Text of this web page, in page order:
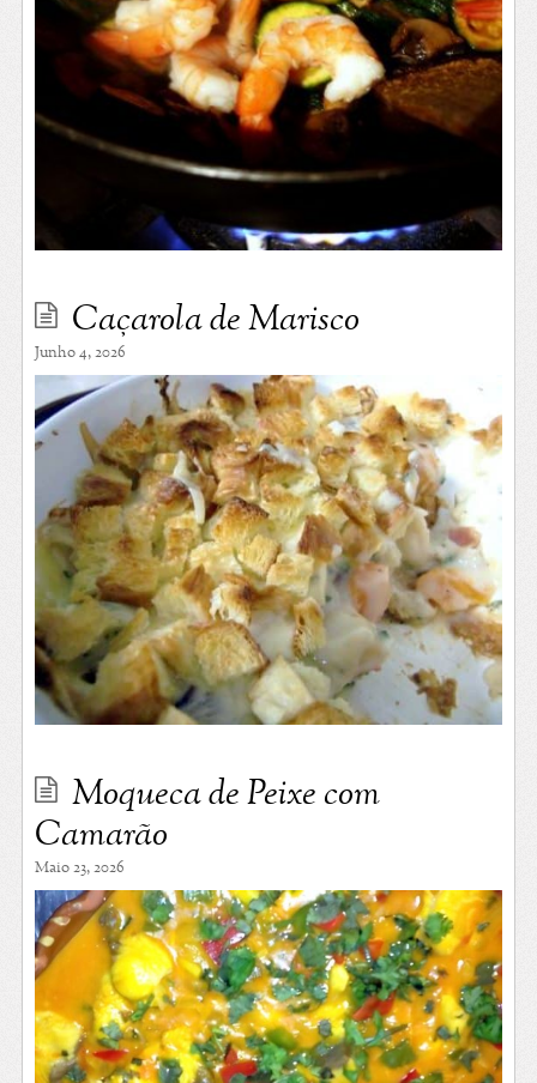
Caçarola de Marisco
Junho 4, 2026
Moqueca de Peixe com
Camarão
Maio 23, 2026